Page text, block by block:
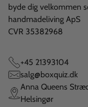
byde dig velkommen
handmadeliving ApS
CVR 35382968
+45 21393104
salg@boxquiz.dk
Anna Queens
Helsingør